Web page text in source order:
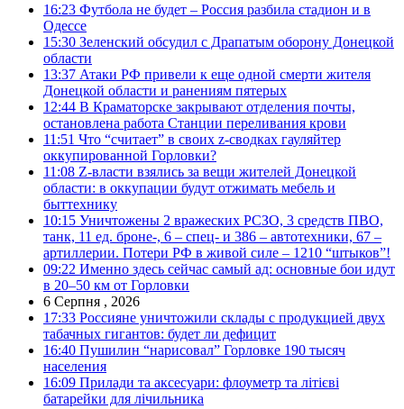
16:23 Футбола не будет – Россия разбила стадион и в
Одессе
15:30 Зеленский обсудил с Драпатым оборону Донецкой
области
13:37 Атаки РФ привели к еще одной смерти жителя
Донецкой области и ранениям пятерых
12:44 В Краматорске закрывают отделения почты,
остановлена работа Станции переливания крови
11:51 Что “считает” в своих z-сводках гауляйтер
оккупированной Горловки?
11:08 Z-власти взялись за вещи жителей Донецкой
области: в оккупации будут отжимать мебель и
быттехнику
10:15 Уничтожены 2 вражеских РСЗО, 3 средств ПВО,
танк, 11 ед. броне-, 6 – спец- и 386 – автотехники, 67 –
артиллерии. Потери РФ в живой силе – 1210 “штыков”!
09:22 Именно здесь сейчас самый ад: основные бои идут
в 20–50 км от Горловки
6 Серпня , 2026
17:33 Россияне уничтожили склады с продукцией двух
табачных гигантов: будет ли дефицит
16:40 Пушилин “нарисовал” Горловке 190 тысяч
населения
16:09 Прилади та аксесуари: флоуметр та літієві
батарейки для лічильника